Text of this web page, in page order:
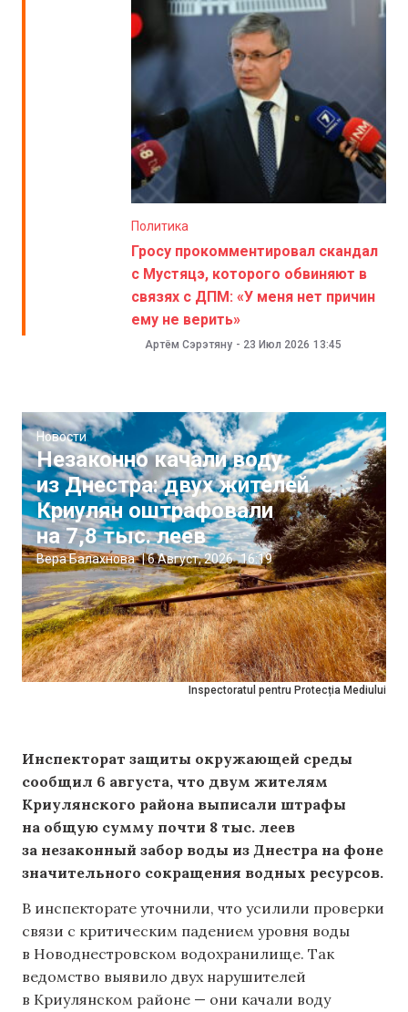
Политика
Гросу прокомментировал скандал
с Мустяцэ, которого обвиняют в
связях с ДПМ: «У меня нет причин
ему не верить»
Артём Сэрэтяну - 23 Июл 2026 13:45
Inspectoratul pentru Protecția Mediului
Новости
Незаконно качали воду
из Днестра: двух жителей
Криулян оштрафовали
на 7,8 тыс. леев
Вера Балахнова |6 Август, 2026 16:19
Инспекторат защиты окружающей среды
сообщил 6 августа, что двум жителям
Криулянского района выписали штрафы
на общую сумму почти 8 тыс. леев
за незаконный забор воды из Днестра на фоне
значительного сокращения водных ресурсов.
В инспекторате уточнили, что усилили проверки
связи с критическим падением уровня воды
в Новоднестровском водохранилище. Так
ведомство выявило двух нарушителей
в Криулянском районе — они качали воду